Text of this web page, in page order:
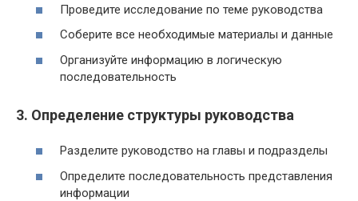
Проведите исследование по теме руководства
Соберите все необходимые материалы и данные
Организуйте информацию в логическую
последовательность
3. Определение структуры руководства
Разделите руководство на главы и подразделы
Определите последовательность представления
информации